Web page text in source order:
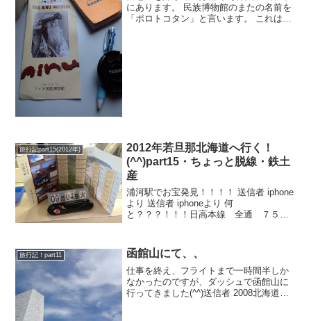
にあります。 民族博物館のまたの名前を
「ポロトコタン」と言います。 これは
旅行記part15(2012年)
2012年若旦那北海道へ行く！
(^^)part15・ちょっと脱線・鉄土
産
浦河駅でお宝発見！！！！ 送信者 iphone
より 送信者 iphoneより 何
と？？？！！！日高本線 全通 ７５周
道でお見えですよね！』っちゅう事で こ
ん...
旅行記！part11 函館山にて、、
仕事を終え、フライトまで一時間半しか
なかったのですが、ダッシュで函館山に
行ってきました(^^)送信者 2008北海道写